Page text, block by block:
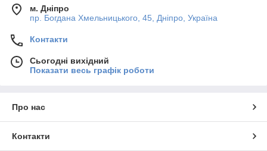
м. Дніпро
пр. Богдана Хмельницького, 45, Дніпро, Україна
Контакти
Сьогодні вихідний
Показати весь графік роботи
Про нас
Контакти